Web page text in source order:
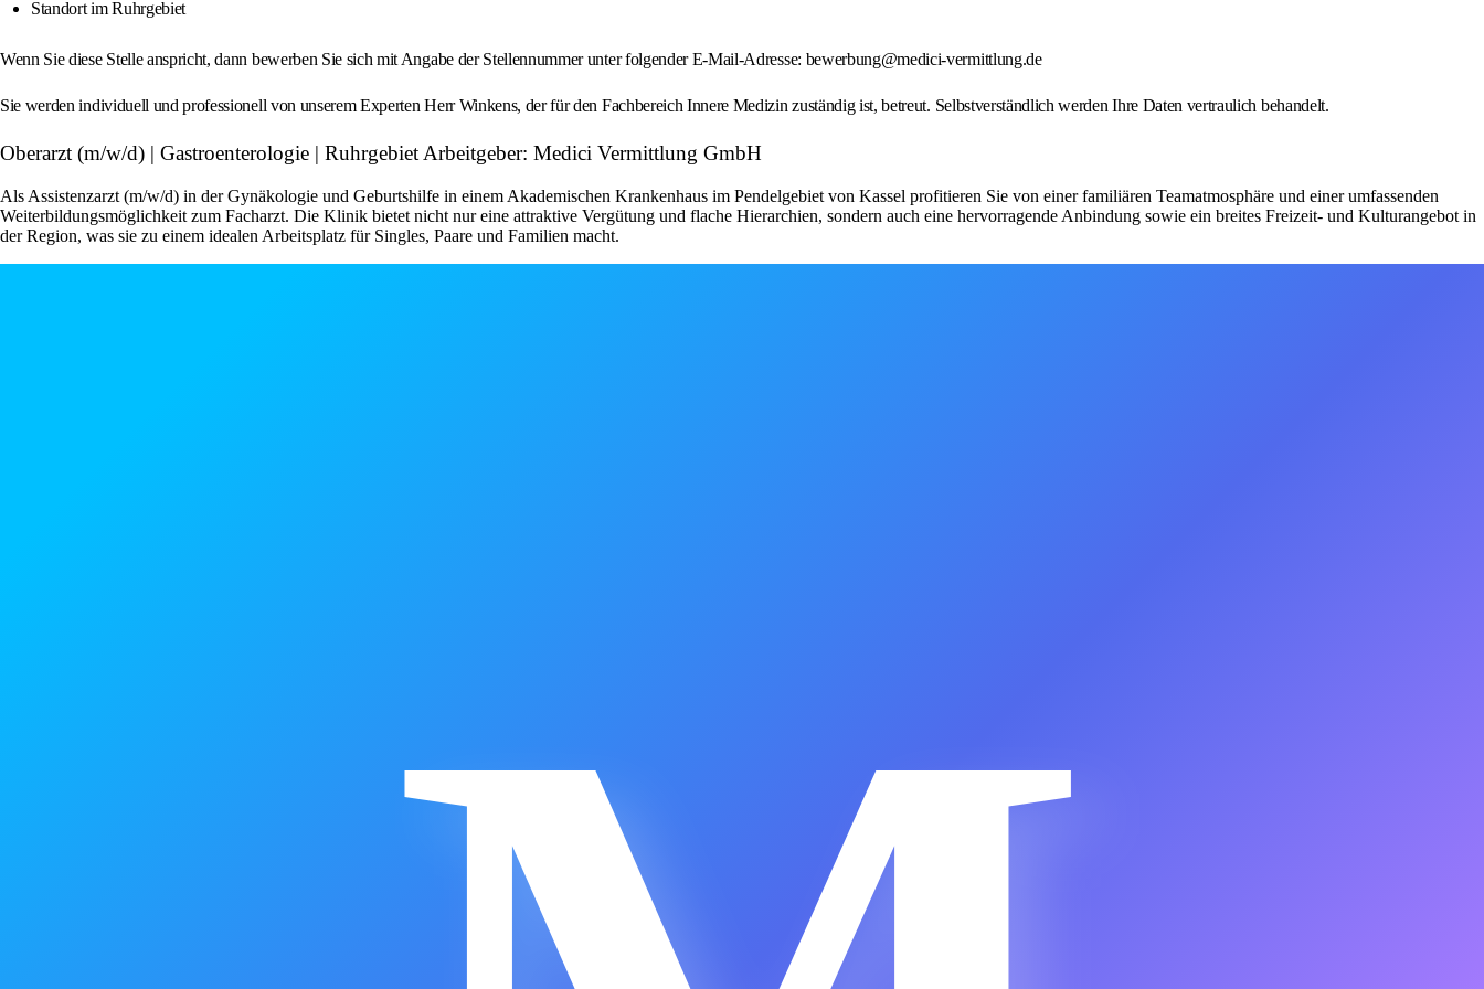
Standort im Ruhrgebiet
Wenn Sie diese Stelle anspricht, dann bewerben Sie sich mit Angabe der Stellennummer unter folgender E-Mail-Adresse: bewerbung@medici-vermittlung.de
Sie werden individuell und professionell von unserem Experten Herr Winkens, der für den Fachbereich Innere Medizin zuständig ist, betreut. Selbstverständlich werden Ihre Daten vertraulich behandelt.
Oberarzt (m/w/d) | Gastroenterologie | Ruhrgebiet Arbeitgeber: Medici Vermittlung GmbH
Als Assistenzarzt (m/w/d) in der Gynäkologie und Geburtshilfe in einem Akademischen Krankenhaus im Pendelgebiet von Kassel profitieren Sie von einer familiären Teamatmosphäre und einer umfassenden
Weiterbildungsmöglichkeit zum Facharzt. Die Klinik bietet nicht nur eine attraktive Vergütung und flache Hierarchien, sondern auch eine hervorragende Anbindung sowie ein breites Freizeit- und Kulturangebot in
der Region, was sie zu einem idealen Arbeitsplatz für Singles, Paare und Familien macht.